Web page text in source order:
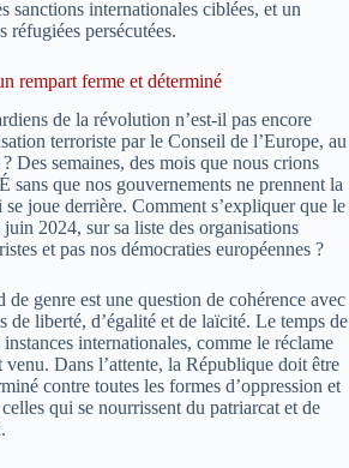
sanctions internationales ciblées, et un
persécutées.
rempart ferme et déterminé
de la révolution n’est-il pas encore
terroriste par le Conseil de l’Europe, au
Des semaines, des mois que nous crions
que nos gouvernements ne prennent la
se joue derrière. Comment s’expliquer que le
2024, sur sa liste des organisations
et pas nos démocraties européennes ?
de genre est une question de cohérence avec
de liberté, d’égalité et de laïcité. Le temps de
instances internationales, comme le réclame
Dans l’attente, la République doit être
contre toutes les formes d’oppression et
qui se nourrissent du patriarcat et de